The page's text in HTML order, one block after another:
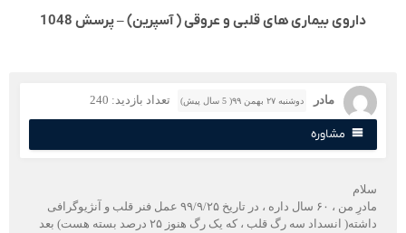
داروی بیماری های قلبی و عروقی ( آسپرین) – پرسش 1048
مادر دوشنبه ۲۷ بهمن ۹۹( 5 سال پیش) تعداد بازدید: 240
مشاوره
مادرِ من ، ۶۰ سال داره ، در تاریخ ۹۹/۹/۲۵ عمل فنر قلب و آنژیوگرافی
داشته( انسداد سه رگ قلب ، که یک رگ هنوز ۲۵ درصد بسته هست) بعد